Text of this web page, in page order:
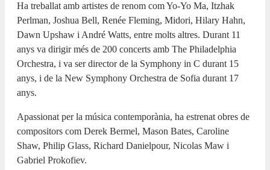
Ha treballat amb artistes de renom com Yo-Yo Ma, Itzhak
Perlman, Joshua Bell, Renée Fleming, Midori, Hilary Hahn,
Dawn Upshaw i André Watts, entre molts altres. Durant 11
anys va dirigir més de 200 concerts amb The Philadelphia
Orchestra, i va ser director de la Symphony in C durant 15
anys, i de la New Symphony Orchestra de Sofia durant 17
anys.
Apassionat per la música contemporània, ha estrenat obres de
compositors com Derek Bermel, Mason Bates, Caroline
Shaw, Philip Glass, Richard Danielpour, Nicolas Maw i
Gabriel Prokofiev.